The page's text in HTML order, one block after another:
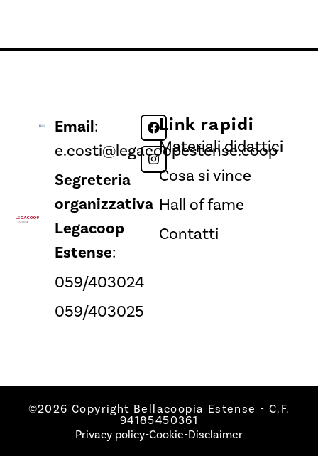
Email:
e.costi@legacoopestense.coop
Segreteria
organizzativa
Legacoop
Estense:
059/403024
059/403025
Link rapidi
Materiali didattici
Cosa si vince
Hall of fame
Contatti
©2026 Copyright Bellacoopia Estense - C.F.
94185450361
Privacy policy-Cookie-Disclaimer